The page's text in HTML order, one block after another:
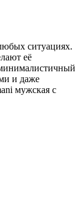
ситуациях.
её
и даже
мужская с